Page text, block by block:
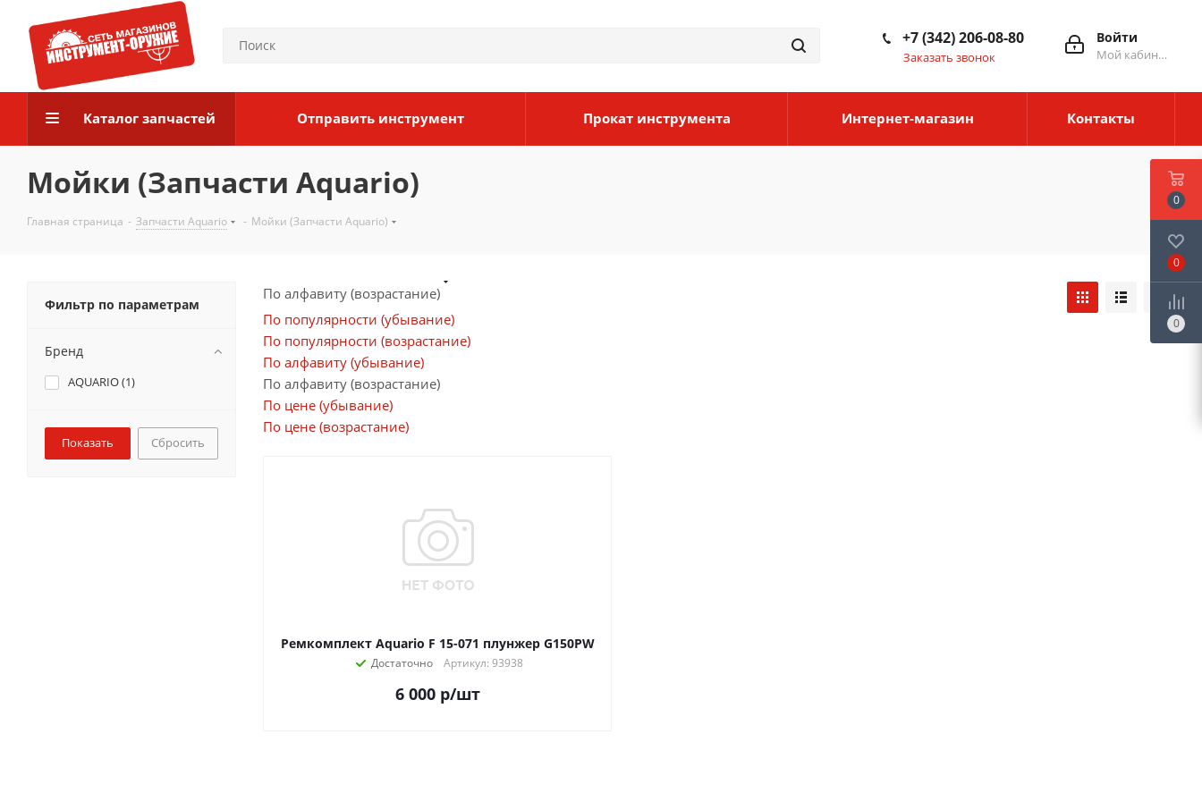
Войти
Мой кабинет
+7 (342) 206-08-80
Заказать звонок
Каталог запчастей Отправить инструмент Прокат инструмента Интернет-магазин Контакты
Мойки (Запчасти Aquario)
Главная страница - Запчасти Aquario - Мойки (Запчасти Aquario)
По алфавиту (возрастание)
По популярности (убывание)
По популярности (возрастание)
По алфавиту (убывание)
По алфавиту (возрастание)
По цене (убывание)
По цене (возрастание)
Ремкомплект Aquario F 15-071 плунжер G150PW
Достаточно Артикул: 93938
6 000 р/шт
Фильтр по параметрам
Бренд
AQUARIO (1)
Сбросить
0
0
0